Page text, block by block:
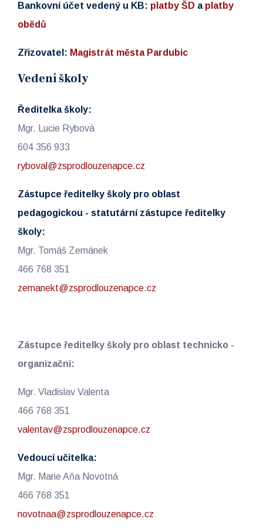
Bankovní účet vedený u KB: platby ŠD a platby
obědů
Zřizovatel: Magistrát města Pardubic
Vedení školy
Ředitelka školy:
Mgr. Lucie Rybová
604 356 933
ryboval@zsprodlouzenapce.cz
Zástupce ředitelky školy pro oblast
pedagogickou - statutární zástupce ředitelky
školy:
Mgr. Tomáš Zemánek
466 768 351
zemanekt@zsprodlouzenapce.cz
Zástupce ředitelky školy pro oblast technicko -
organizační:
Mgr. Vladislav Valenta
466 768 351
valentav@zsprodlouzenapce.cz
Vedoucí učitelka:
Mgr. Marie Aňa Novotná
466 768 351
novotnaa@zsprodlouzenapce.cz